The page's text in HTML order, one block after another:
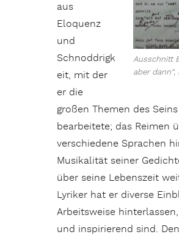
Ausschnitt
aber
aus
Eloquenz
und
Schnoddrigk
eit, mit der
er die
großen Themen des
bearbeitete; das Reimen
verschiedene Sprachen
Musikalität seiner
über seine Lebenszeit
Lyriker hat er diverse
Arbeitsweise
und inspirierend sind.